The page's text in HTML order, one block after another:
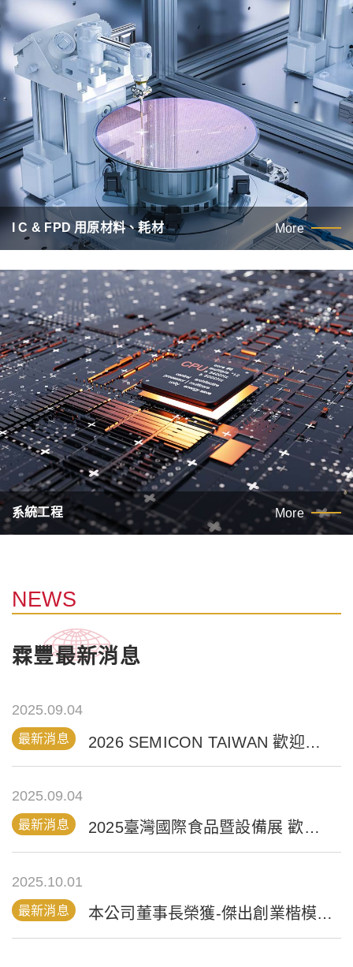
I C & FPD 用原材料、耗材 More
系統工程 More
NEWS
霖豐最新消息
2025.09.04
最新消息 2026 SEMICON TAIWAN 歡迎至霖豐展位參觀
2025.09.04
最新消息 2025臺灣國際食品暨設備展 歡迎至霖豐展位參觀
2025.10.01
最新消息 本公司董事長榮獲-傑出創業楷模-金峰獎